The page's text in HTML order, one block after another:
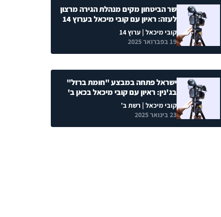
שר הביטחון מקים מנהלת הגירה מרצון
לעזה: ראיון עם קובי מיכאל בערוץ 14
קובי מיכאל| ערוץ 14
19 בפברואר 2025
ישראל פתחה במבצע "חומת ברזל"
בג'נין: ראיון עם קובי מיכאל בכאן ב'
קובי מיכאל| רשת ב'
23 בינואר 2025